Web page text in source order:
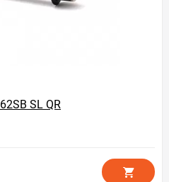
SL QR